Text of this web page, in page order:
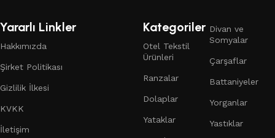
Yararlı Linkler
Hakkımızda
Şirket Politikası
Gizlilik İlkesi
KVKK
İletişim
Kategoriler
Otel Tekstil
Ürünleri
Ranzalar
Dolaplar
Yataklar
Divan ve
Somyalar
Çarşaflar
Battaniyeler
Yorganlar
Yastıklar